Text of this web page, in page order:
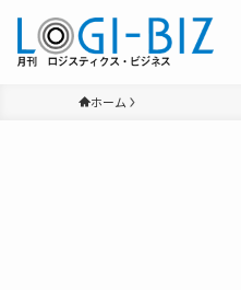
ホーム